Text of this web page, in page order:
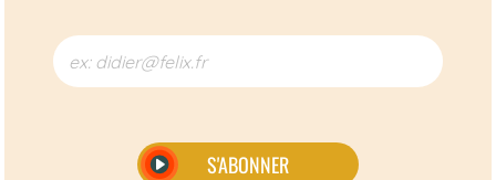
S'ABONNER